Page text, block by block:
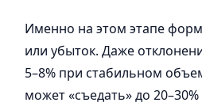
Именно на этом этапе
или убыток. Даже
5–8% при стабильном
может «съедать» до